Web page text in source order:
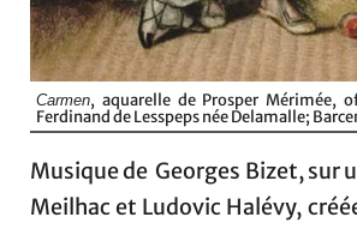
Carmen, aquarelle de Prosper Mérimée,
Ferdinand de Lesspeps née Delamalle;
Musique de Georges Bizet, sur
Meilhac et Ludovic Halévy,